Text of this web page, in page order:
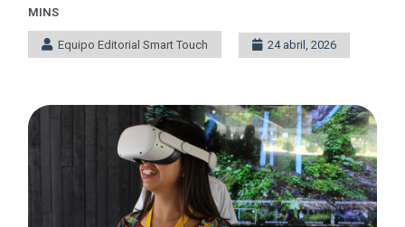
MINS
Equipo Editorial Smart Touch 24 abril, 2026